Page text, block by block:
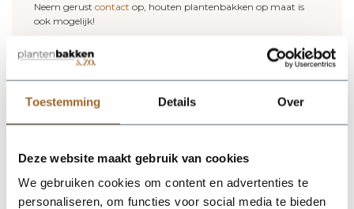
Toestemming Details Over
Deze website maakt gebruik van cookies
We gebruiken cookies om content en advertenties te
personaliseren, om functies voor social media te bieden
Neem gerust contact op, houten plantenbakken op maat is
ook mogelijk!
Op zoek naar een vakkundige
hulp?
Stel je vraag